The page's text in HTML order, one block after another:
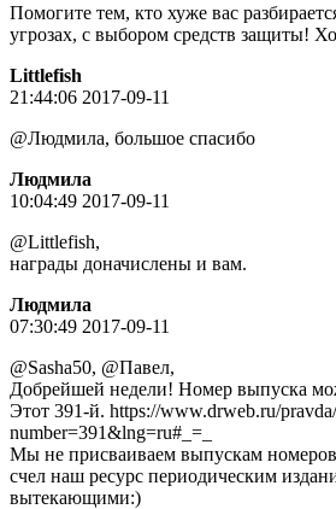
Помогите тем, кто хуже вас
угрозах, с выбором средств защиты!
Littlefish
21:44:06 2017-09-11
@Людмила, большое спасибо
Людмила
10:04:49 2017-09-11
@Littlefish,
награды доначислены и вам.
Людмила
07:30:49 2017-09-11
@Sasha50, @Пaвeл,
Добрейшей недели! Номер выпуска
Этот 391-й. https://www.drweb.ru/
number=391&lng=ru#_=_
Мы не присваиваем выпускам
счел наш ресурс периодическим
вытекающими:)